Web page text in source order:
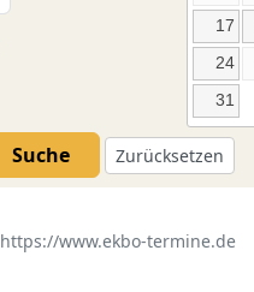
17
24
31
Suche Zurücksetzen
https://www.ekbo-termine.de